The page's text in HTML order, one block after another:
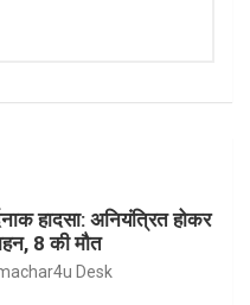
हादसा: अनियंत्रित होकर
8 की मौत
Desk